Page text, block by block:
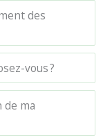
des
vous ?
de ma